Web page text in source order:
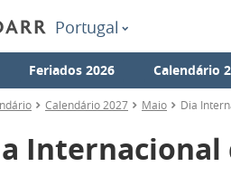
Portugal
Feriados 2026 Calendário
Calendário 2027 Maio Dia
Internacional